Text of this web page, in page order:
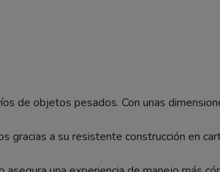
de objetos pesados. Con unas
gracias a su resistente construcción en